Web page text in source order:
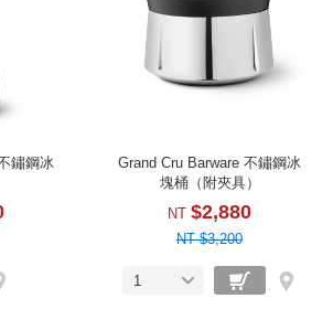
鏽鋼冰
Grand Cru Barware 不鏽鋼冰
塊桶（附夾具）
NT $2,880
NT $3,200
1